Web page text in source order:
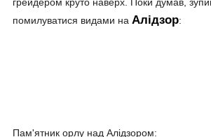
грейдером круто наверх. Поки думав,
помилуватися видами на Алідзор:
Пам'ятник орлу над Алідзором: